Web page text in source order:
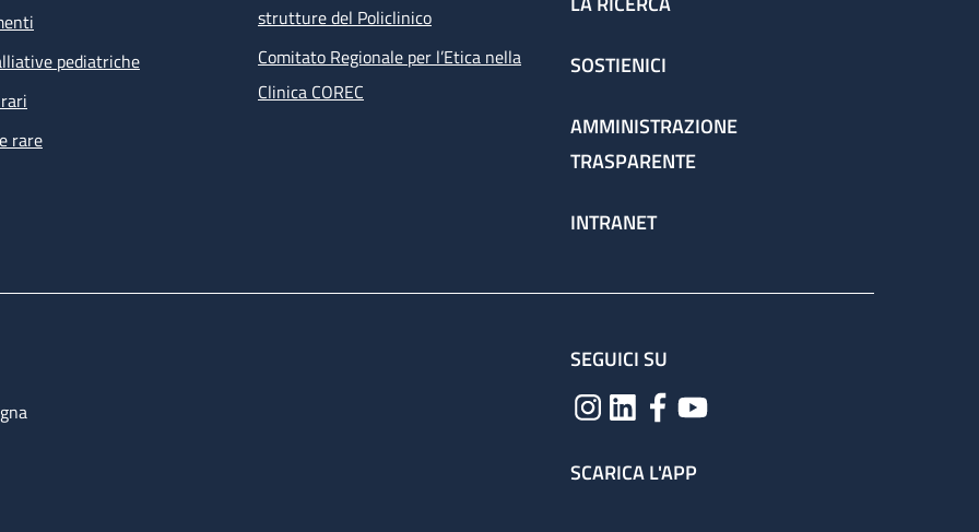
pediatriche
rare
strutture del Policlinico
Comitato Regionale per l’Etica nella
Clinica COREC
SOSTIENICI
AMMINISTRAZIONE
TRASPARENTE
INTRANET
SEGUICI SU
SCARICA L'APP